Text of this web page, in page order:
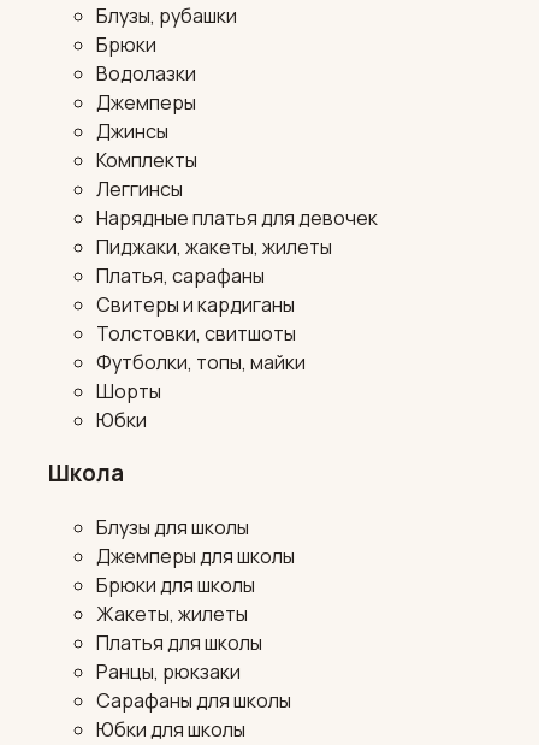
Блузы, рубашки
Брюки
Водолазки
Джемперы
Джинсы
Комплекты
Леггинсы
Нарядные платья для девочек
Пиджаки, жакеты, жилеты
Платья, сарафаны
Свитеры и кардиганы
Толстовки, свитшоты
Футболки, топы, майки
Шорты
Юбки
Школа
Блузы для школы
Джемперы для школы
Брюки для школы
Жакеты, жилеты
Платья для школы
Ранцы, рюкзаки
Сарафаны для школы
Юбки для школы